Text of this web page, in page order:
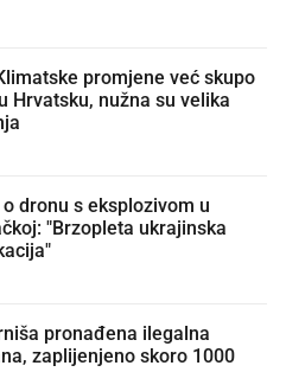
promjene već skupo
Hrvatsku, nužna su velika
o dronu s eksplozivom u
"Brzopleta ukrajinska
pronađena ilegalna
zaplijenjeno skoro 1000